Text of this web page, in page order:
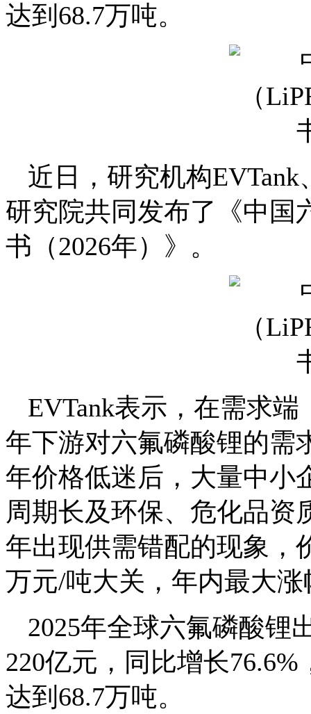
达到68.7万吨。
近日，研究机构
研究院共同发布了《中国
书（2026年）》。
EVTank表示，在需求
年下游对六氟磷酸锂的需
年价格低迷后，大量中小
周期长及环保、危化品资
年出现供需错配的现象，
万元/吨大关，年内最大涨
2025年全球六氟磷酸锂
220亿元，同比增长
达到68.7万吨。